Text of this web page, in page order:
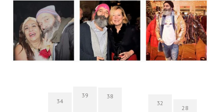
34
39 38
32
28